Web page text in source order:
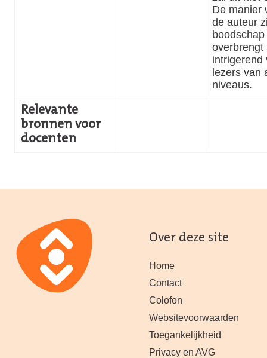
De manier
de auteur
boodschap
overbrengt
intrigerend
lezers van
niveaus.
Relevante
bronnen voor
docenten
Over deze site
Home
Contact
Colofon
Websitevoorwaarden
Toegankelijkheid
Privacy en AVG